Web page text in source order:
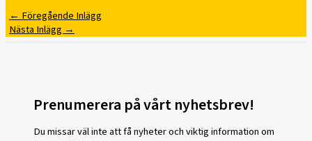
← Föregående Inlägg
Nästa Inlägg →
Prenumerera på vårt nyhetsbrev!
Du missar väl inte att få nyheter och viktig information om